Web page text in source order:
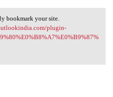
bookmark
bookmark your site.
plugin-